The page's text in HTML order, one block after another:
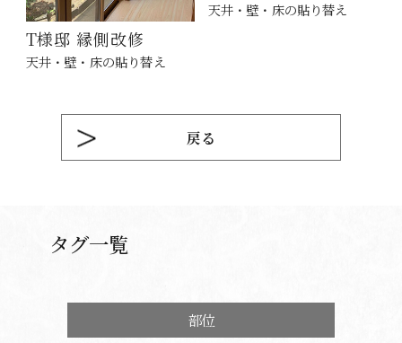
T様邸 縁側改修
天井・壁・床の貼り替え
天井・壁・床の貼り替え
戻る
タグ一覧
部位